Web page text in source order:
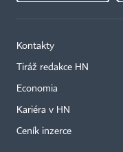
Kontakty
Tiráž redakce HN
Economia
Kariéra v HN
Ceník inzerce